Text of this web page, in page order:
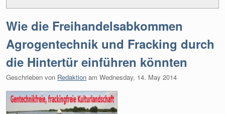
Wie die Freihandelsabkommen
Agrogentechnik und Fracking durch
die Hintertür einführen könnten
Geschrieben von Redaktion am Wednesday, 14. May 2014